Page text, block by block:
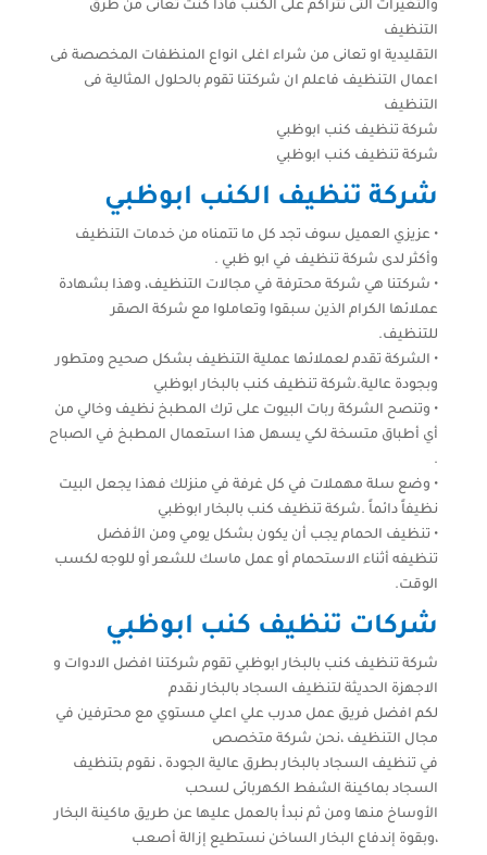
والتغيرات التى تتراكم على الكنب فاذا كنت تعانى من طرق
التنظيف
التقليدية او تعانى من شراء اغلى انواع المنظفات المخصصة فى
اعمال التنظيف فاعلم ان شركتنا تقوم بالحلول المثالية فى
التنظيف
شركة تنظيف كنب ابوظبي
شركة تنظيف كنب ابوظبي
شركة تنظيف الكنب ابوظبي
• عزيزي العميل سوف تجد كل ما تتمناه من خدمات التنظيف
وأكثر لدى شركة تنظيف في ابو ظبي .
• شركتنا هي شركة محترفة في مجالات التنظيف، وهذا بشهادة
عملائها الكرام الذين سبقوا وتعاملوا مع شركة الصقر
للتنظيف.
• الشركة تقدم لعملائها عملية التنظيف بشكل صحيح ومتطور
وبجودة عالية.شركة تنظيف كنب بالبخار ابوظبي
• وتنصح الشركة ربات البيوت على ترك المطبخ نظيف وخالي من
أي أطباق متسخة لكي يسهل هذا استعمال المطبخ في الصباح
.
• وضع سلة مهملات في كل غرفة في منزلك فهذا يجعل البيت
نظيفاً دائماً .شركة تنظيف كنب بالبخار ابوظبي
• تنظيف الحمام يجب أن يكون بشكل يومي ومن الأفضل
تنظيفه أثناء الاستحمام أو عمل ماسك للشعر أو للوجه لكسب
الوقت.
شركات تنظيف كنب ابوظبي
شركة تنظيف كنب بالبخار ابوظبي تقوم شركتنا افضل الادوات و
الاجهزة الحديثة لتنظيف السجاد بالبخار نقدم
لكم افضل فريق عمل مدرب علي اعلي مستوي مع محترفين في
مجال التنظيف ،نحن شركة متخصص
في تنظيف السجاد بالبخار بطرق عالية الجودة ، نقوم بتنظيف
السجاد بماكينة الشفط الكهربائى لسحب
الأوساخ منها ومن ثم نبدأ بالعمل عليها عن طريق ماكينة البخار
،وبقوة إندفاع البخار الساخن نستطيع إزالة أصعب